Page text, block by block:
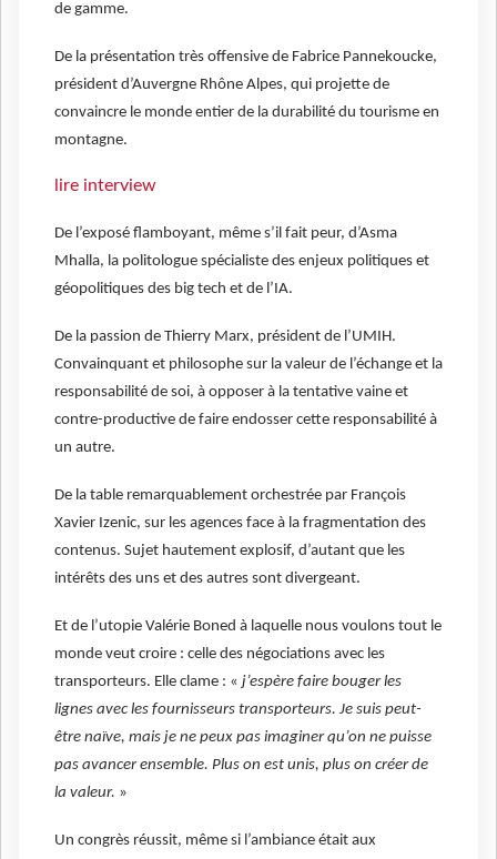
de gamme.
De la présentation très offensive de Fabrice Pannekoucke,
président d’Auvergne Rhône Alpes, qui projette de
convaincre le monde entier de la durabilité du tourisme en
montagne.
lire interview
De l’exposé flamboyant, même s’il fait peur, d’Asma
Mhalla, la politologue spécialiste des enjeux politiques et
géopolitiques des big tech et de l’IA.
De la passion de Thierry Marx, président de l’UMIH.
Convainquant et philosophe sur la valeur de l’échange et la
responsabilité de soi, à opposer à la tentative vaine et
contre-productive de faire endosser cette responsabilité à
un autre.
De la table remarquablement orchestrée par François
Xavier Izenic, sur les agences face à la fragmentation des
contenus. Sujet hautement explosif, d’autant que les
intérêts des uns et des autres sont divergeant.
Et de l’utopie Valérie Boned à laquelle nous voulons tout le
monde veut croire : celle des négociations avec les
transporteurs. Elle clame : « j’espère faire bouger les
lignes avec les fournisseurs transporteurs. Je suis peut-
être naïve, mais je ne peux pas imaginer qu’on ne puisse
pas avancer ensemble. Plus on est unis, plus on créer de
la valeur. »
Un congrès réussit, même si l’ambiance était aux